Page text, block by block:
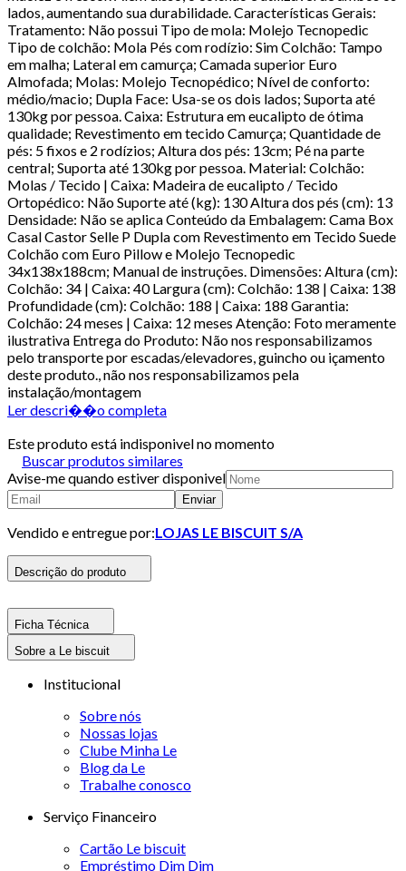
lados, aumentando sua durabilidade. Características Gerais:
Tratamento: Não possui Tipo de mola: Molejo Tecnopedic
Tipo de colchão: Mola Pés com rodízio: Sim Colchão: Tampo
em malha; Lateral em camurça; Camada superior Euro
Almofada; Molas: Molejo Tecnopédico; Nível de conforto:
médio/macio; Dupla Face: Usa-se os dois lados; Suporta até
130kg por pessoa. Caixa: Estrutura em eucalipto de ótima
qualidade; Revestimento em tecido Camurça; Quantidade de
pés: 5 fixos e 2 rodízios; Altura dos pés: 13cm; Pé na parte
central; Suporta até 130kg por pessoa. Material: Colchão:
Molas / Tecido | Caixa: Madeira de eucalipto / Tecido
Ortopédico: Não Suporte até (kg): 130 Altura dos pés (cm): 13
Densidade: Não se aplica Conteúdo da Embalagem: Cama Box
Casal Castor Selle P Dupla com Revestimento em Tecido Suede
Colchão com Euro Pillow e Molejo Tecnopedic
34x138x188cm; Manual de instruções. Dimensões: Altura (cm):
Colchão: 34 | Caixa: 40 Largura (cm): Colchão: 138 | Caixa: 138
Profundidade (cm): Colchão: 188 | Caixa: 188 Garantia:
Colchão: 24 meses | Caixa: 12 meses Atenção: Foto meramente
ilustrativa Entrega do Produto: Não nos responsabilizamos
pelo transporte por escadas/elevadores, guincho ou içamento
deste produto., não nos responsabilizamos pela
instalação/montagem
Ler descri��o completa
Este produto está indisponivel no momento
Buscar produtos similares
Avise-me quando estiver disponivel
Enviar
Vendido e entregue por:LOJAS LE BISCUIT S/A
Descrição do produto
Ficha Técnica
Sobre a Le biscuit
Institucional
Sobre nós
Nossas lojas
Clube Minha Le
Blog da Le
Trabalhe conosco
Serviço Financeiro
Cartão Le biscuit
Empréstimo Dim Dim